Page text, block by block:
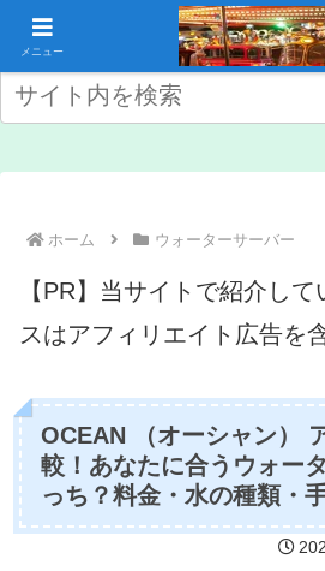
コンテンツへスキップ
ホーム ウォーターサーバー
【PR】当サイトで紹介し
スはアフィリエイト広告を
OCEAN （オーシャン）
較！あなたに合うウォー
っち？料金・水の種類・
メニュー